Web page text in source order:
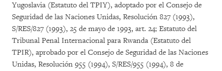
Yugoslavia (Estatuto del TPIY), adoptado por el Consejo de
Seguridad de las Naciones Unidas, Resolución 827 (1993),
S/RES/827 (1993), 25 de mayo de 1993, art. 24; Estatuto del
Tribunal Penal Internacional para Rwanda (Estatuto del
TPIR), aprobado por el Consejo de Seguridad de las Naciones
Unidas, Resolución 955 (1994), S/RES/955 (1994), 8 de